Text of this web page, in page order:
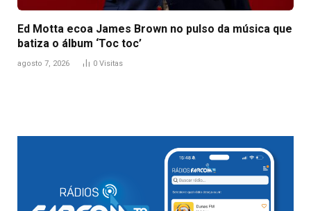
Ed Motta ecoa James Brown no pulso da música que
batiza o álbum ‘Toc toc’
agosto 7, 2026 0 Visitas